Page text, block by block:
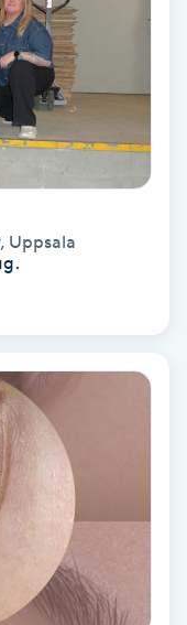
, Uppsala